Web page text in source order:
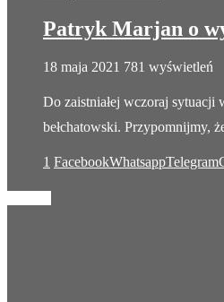
Patryk Marjan o
18 maja 2021 781 wyświetleń
Do zaistniałej wczoraj sytuacji
bełchatowski. Przypomnijmy,
1 FacebookWhatsappTelegram